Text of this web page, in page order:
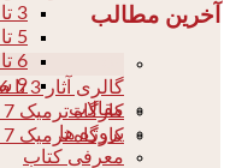
3 تا 4 سال
5 تا 6 سال
6 تا 8 سال
9 سال به بالا
مقالات
پروژه ها
معرفی کتاب
آخرین مطالب
گالری آثار 3 تا 6 سال
کارگاه ترمیک 7 تا 12سال چاپ
کارگاه ترمیک 7 تا 12سال تای چی